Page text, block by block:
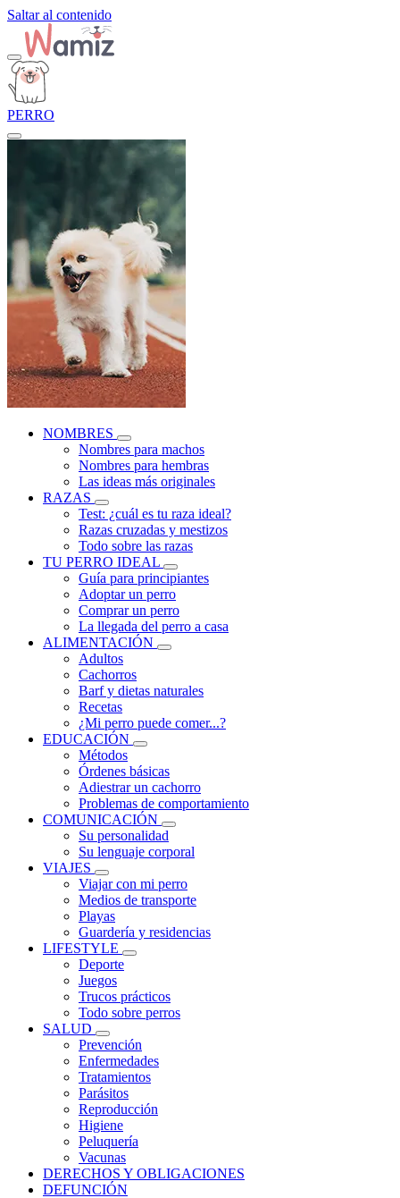
Saltar al contenido
PERRO
NOMBRES
Nombres para machos
Nombres para hembras
Las ideas más originales
RAZAS
Test: ¿cuál es tu raza ideal?
Razas cruzadas y mestizos
Todo sobre las razas
TU PERRO IDEAL
Guía para principiantes
Adoptar un perro
Comprar un perro
La llegada del perro a casa
ALIMENTACIÓN
Adultos
Cachorros
Barf y dietas naturales
Recetas
¿Mi perro puede comer...?
EDUCACIÓN
Métodos
Órdenes básicas
Adiestrar un cachorro
Problemas de comportamiento
COMUNICACIÓN
Su personalidad
Su lenguaje corporal
VIAJES
Viajar con mi perro
Medios de transporte
Playas
Guardería y residencias
LIFESTYLE
Deporte
Juegos
Trucos prácticos
Todo sobre perros
SALUD
Prevención
Enfermedades
Tratamientos
Parásitos
Reproducción
Higiene
Peluquería
Vacunas
DERECHOS Y OBLIGACIONES
DEFUNCIÓN